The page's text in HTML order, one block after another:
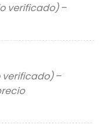
verificado) –
–